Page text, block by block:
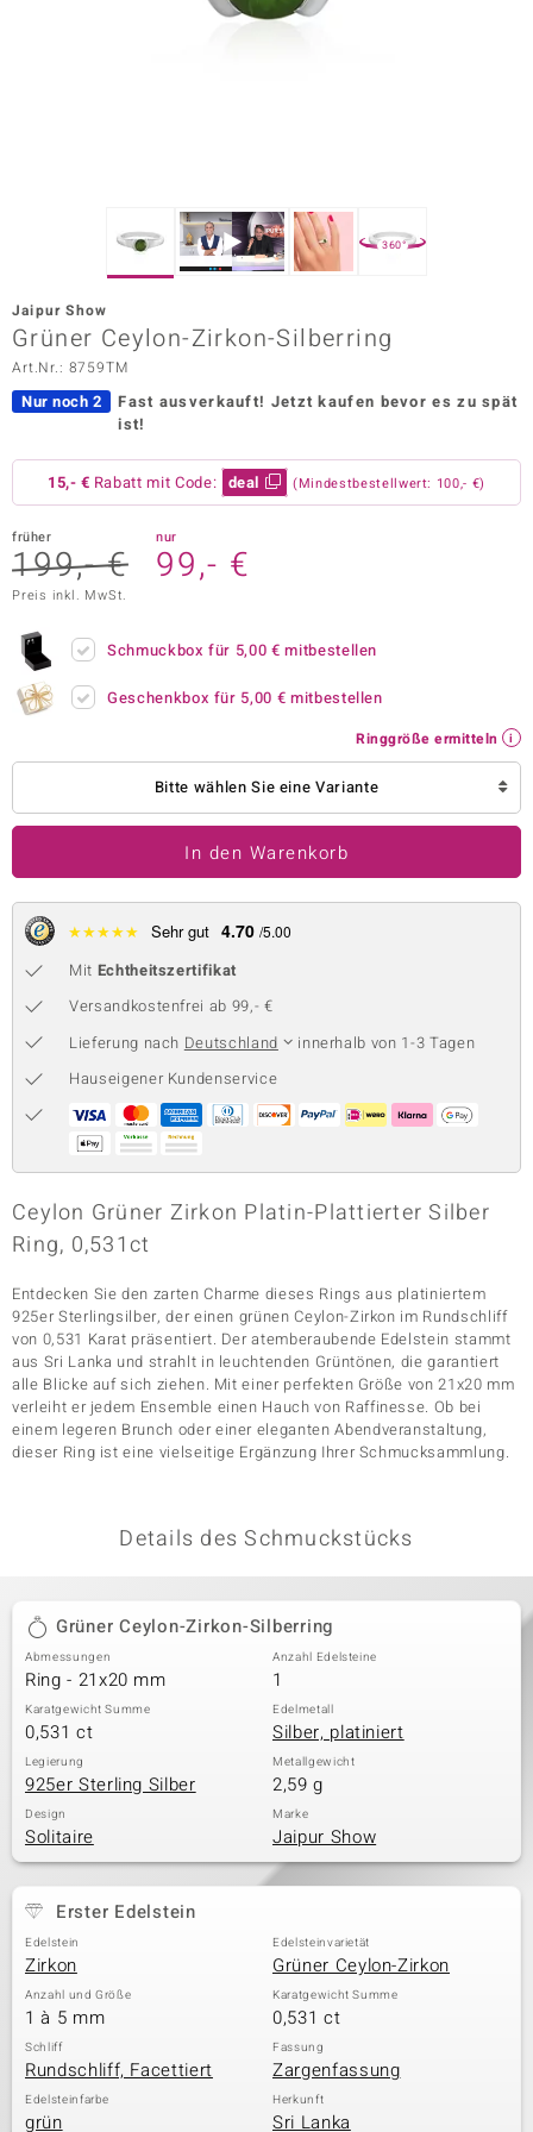
Vogue
Paraíso
Collection
BY DE MELO
Collection
Classics
360°
Jaipur Show
Grüner Ceylon-Zirkon-Silberring
Art.Nr.: 8759TM
Nur noch 2 Fast ausverkauft! Jetzt kaufen bevor es zu spät
ist!
15,- € Rabatt mit Code: deal (Mindestbestellwert: 100,- €)
früher
199,- €
nur
99,- €
Preis inkl. MwSt.
Schmuckbox für 5,00 € mitbestellen
Geschenkbox für 5,00 € mitbestellen
Ringgröße ermitteln
Bitte wählen Sie eine Variante
In den Warenkorb
★★★★★ Sehr gut 4.70 /5.00
Mit Echtheitszertifikat
Versandkostenfrei ab 99,- €
Lieferung nach Deutschland
innerhalb von 1-3 Tagen
Hauseigener Kundenservice
Ceylon Grüner Zirkon Platin-Plattierter Silber
Ring, 0,531ct
Entdecken Sie den zarten Charme dieses Rings aus platiniertem
925er Sterlingsilber, der einen grünen Ceylon-Zirkon im Rundschliff
von 0,531 Karat präsentiert. Der atemberaubende Edelstein stammt
aus Sri Lanka und strahlt in leuchtenden Grüntönen, die garantiert
alle Blicke auf sich ziehen. Mit einer perfekten Größe von 21x20 mm
verleiht er jedem Ensemble einen Hauch von Raffinesse. Ob bei
einem legeren Brunch oder einer eleganten Abendveranstaltung,
dieser Ring ist eine vielseitige Ergänzung Ihrer Schmucksammlung.
Details des Schmuckstücks
Grüner Ceylon-Zirkon-Silberring
Abmessungen
Ring - 21x20 mm
Anzahl Edelsteine
1
Karatgewicht Summe
0,531 ct
Edelmetall
Silber, platiniert
Legierung
925er Sterling Silber
Metallgewicht
2,59 g
Design
Solitaire
Marke
Jaipur Show
Erster Edelstein
Edelstein
Zirkon
Edelsteinvarietät
Grüner Ceylon-Zirkon
Anzahl und Größe
1 à 5 mm
Karatgewicht Summe
0,531 ct
Schliff
Rundschliff, Facettiert
Fassung
Zargenfassung
Edelsteinfarbe
grün
Herkunft
Sri Lanka